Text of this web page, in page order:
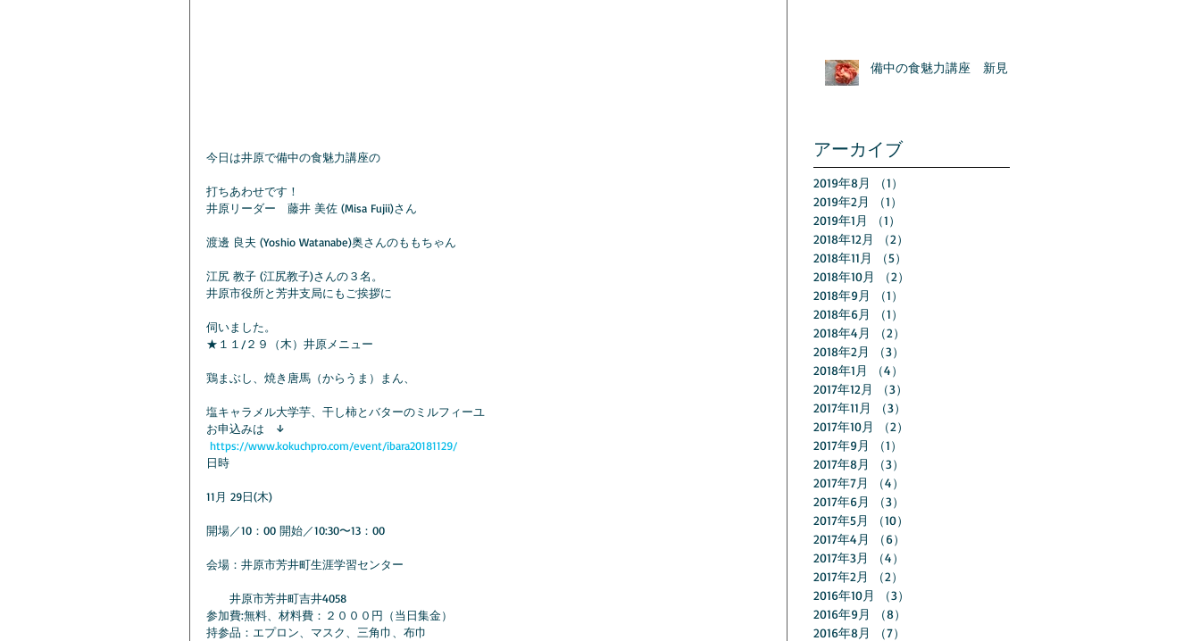
今日は井原で備中の食魅力講座の
打ちあわせです！
井原リーダー　藤井 美佐 (Misa Fujii)さん
渡邊 良夫 (Yoshio Watanabe)奥さんのももちゃん
江尻 教子 (江尻教子)さんの３名。
井原市役所と芳井支局にもご挨拶に
伺いました。
★１１/２９（木）井原メニュー
鶏まぶし、焼き唐馬（からうま）まん、
塩キャラメル大学芋、干し柿とバターのミルフィーユ
お申込みは　↓
https://www.kokuchpro.com/event/ibara20181129/
日時
11⽉ 29⽇(木)
開場／10：00 開始／10:30〜13：00
会場：井原市芳井町生涯学習センター
井原市芳井町吉井4058
参加費:無料、材料費：２０００円（当日集金）
持参品：エプロン、マスク、三⾓⼱、布⼱
備中の食魅力講座 新見
アーカイブ
2019年8月 （1）
2019年2月
（1）
2019年1月
（1）
2018年12月
（2）
2018年11月
（5）
2018年10月
（2）
2018年9月
（1）
2018年6月
（1）
2018年4月
（2）
2018年2月
（3）
2018年1月
（4）
2017年12月
（3）
2017年11月
（3）
2017年10月
（2）
2017年9月
（1）
2017年8月
（3）
2017年7月
（4）
2017年6月
（3）
2017年5月
（10）
2017年4月
（6）
2017年3月
（4）
2017年2月
（2）
2016年10月
（3）
2016年9月
（8）
2016年8月
（7）